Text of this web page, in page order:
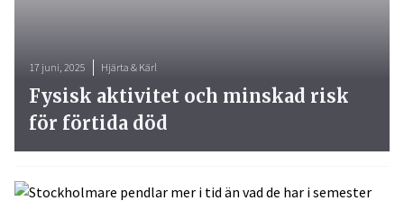
17 juni, 2025 Hjärta & Kärl
Fysisk aktivitet och minskad risk
för förtida död